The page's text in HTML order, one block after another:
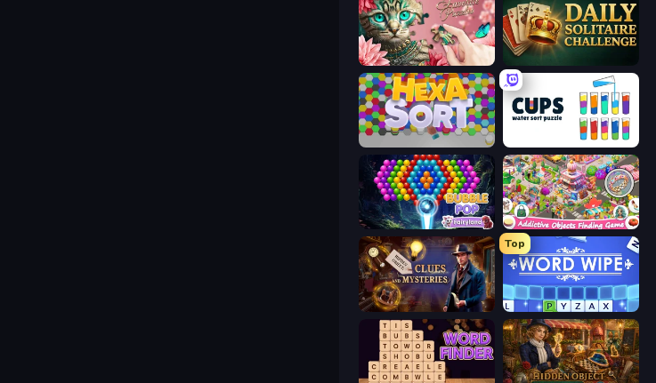
Favorite Puzzles
Cups - Water Sort Puzzle
Bubble Pop Fairyland Scavenger Hunt - Hidden Items
Hidden Object: Clues and Mysteries
Top
Word Wipe